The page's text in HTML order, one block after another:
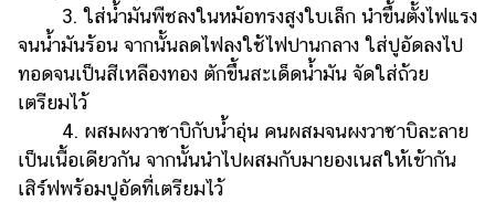
3. ใส่น้ำมันพืชลงในหม้อทรงสูงใบเล็ก นำขึ้นตั้งไฟแรง
จนน้ำมันร้อน จากนั้นลดไฟลงใช้ไฟปานกลาง ใส่ปูอัดลงไป
ทอดจนเป็นสีเหลืองทอง ตักขึ้นสะเด็ดน้ำมัน จัดใส่ถ้วย
เตรียมไว้
4. ผสมผงวาซาบิกับน้ำอุ่น คนผสมจนผงวาซาบิละลาย
เป็นเนื้อเดียวกัน จากนั้นนำไปผสมกับมายองเนสให้เข้ากัน
เสิร์ฟพร้อมปูอัดที่เตรียมไว้